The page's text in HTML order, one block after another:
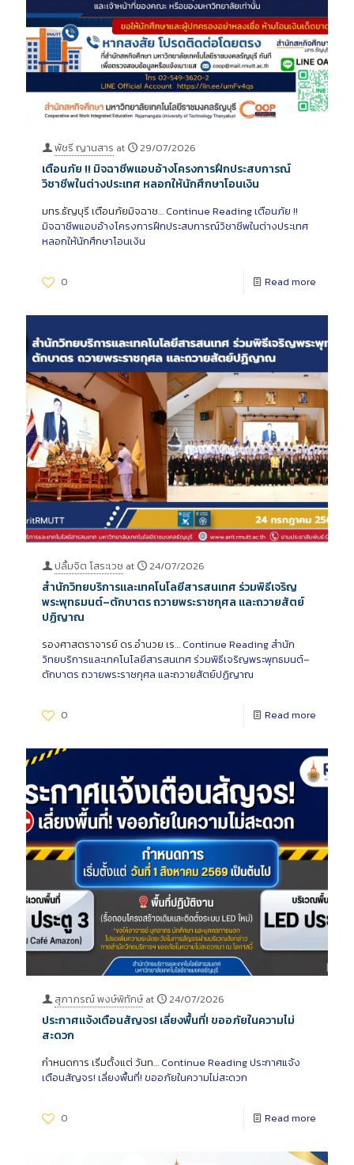
พัชรี ญานสาร at 29/07/2026
เตือนภัย !! มิจฉาชีพแอบอ้างโครงการฝึกประสบการณ์
วิชาชีพในต่างประเทศ หลอกให้นักศึกษาโอนเงิน
มทร.ธัญบุรี เตือนภัยมิจฉาช… Continue Readingเตือนภัย !!
มิจฉาชีพแอบอ้างโครงการฝึกประสบการณ์วิชาชีพในต่างประเทศ
หลอกให้นักศึกษาโอนเงิน
0 Read more
ปลื้มจิต โสระเวช at 24/07/2026
สำนักวิทยบริการและเทคโนโลยีสารสนเทศ ร่วมพิธีเจริญ
พระพุทธมนต์–ตักบาตร ถวายพระราชกุศล และถวายสัตย์
ปฏิญาณ
รองศาสตราจารย์ ดร.อำนวย เร… Continue Reading สำนัก
วิทยบริการและเทคโนโลยีสารสนเทศ ร่วมพิธีเจริญพระพุทธมนต์–
ตักบาตร ถวายพระราชกุศล และถวายสัตย์ปฏิญาณ
0 Read more
สุภาภรณ์ พงษ์พิทักษ์ at 24/07/2026
ประกาศแจ้งเตือนสัญจร! เลี่ยงพื้นที่! ขออภัยในความไม่
สะดวก
กำหนดการ เริ่มตั้งแต่ วันท… Continue Readingประกาศแจ้ง
เตือนสัญจร! เลี่ยงพื้นที่! ขออภัยในความไม่สะดวก
0 Read more